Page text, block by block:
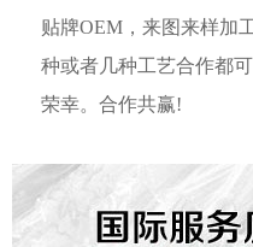
贴牌OEM，来图来样加
种或者几种工艺合作
荣幸。合作共赢!